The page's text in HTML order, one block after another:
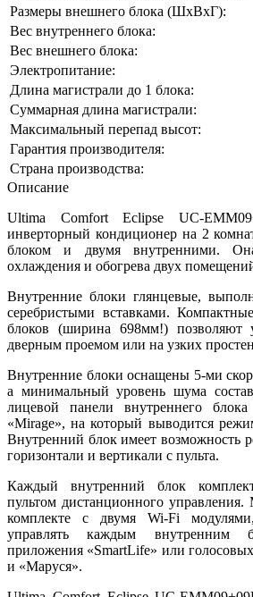
Размеры внешнего блока (ШхВхГ):
Вес внутреннего блока:
Вес внешнего блока:
Электропитание:
Длина магистрали до 1 блока:
Суммарная длина магистрали:
Максимальный перепад высот:
Гарантия производителя:
Страна производства:
Описание
Ultima Comfort Eclipse UC-
инверторный кондиционер на 2
блоком и двумя внутренними.
охлаждения и обогрева двух
Внутренние блоки глянцевые,
серебристыми вставками.
блоков (ширина 698мм!) позволяют
дверным проемом или на узких
Внутренние блоки оснащены 5-ми
а минимальный уровень шума
лицевой панели внутреннего
«Mirage», на который выводится
Внутренний блок имеет возможность
горизонтали и вертикали с пульта.
Каждый внутренний блок
пультом дистанционного управления.
комплекте с двумя Wi-Fi
управлять каждым
приложения «SmartLife» или
и «Маруся».